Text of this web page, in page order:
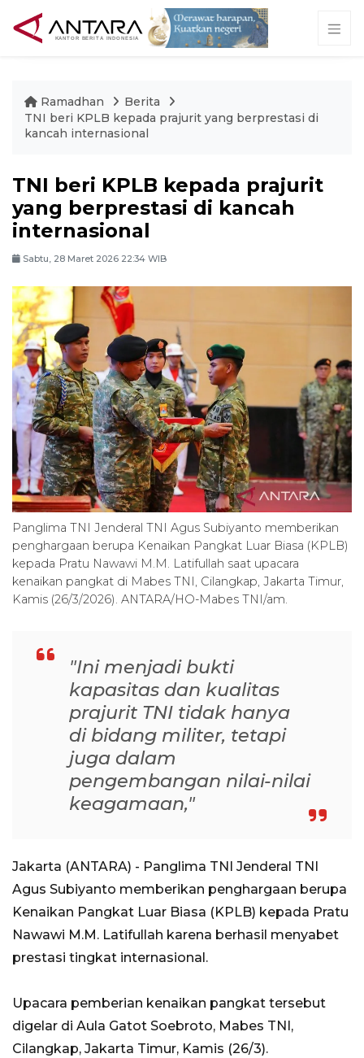
Ramadhan
Berita
TNI beri KPLB kepada prajurit yang berprestasi di
kancah internasional
TNI beri KPLB kepada prajurit
yang berprestasi di kancah
internasional
Sabtu, 28 Maret 2026 22:34 WIB
Panglima TNI Jenderal TNI Agus Subiyanto memberikan
penghargaan berupa Kenaikan Pangkat Luar Biasa (KPLB)
kepada Pratu Nawawi M.M. Latifullah saat upacara
kenaikan pangkat di Mabes TNI, Cilangkap, Jakarta Timur,
Kamis (26/3/2026). ANTARA/HO-Mabes TNI/am.
"Ini menjadi bukti
kapasitas dan kualitas
prajurit TNI tidak hanya
di bidang militer, tetapi
juga dalam
pengembangan nilai-nilai
keagamaan,"
Jakarta (ANTARA) - Panglima TNI Jenderal TNI
Agus Subiyanto memberikan penghargaan berupa
Kenaikan Pangkat Luar Biasa (KPLB) kepada Pratu
Nawawi M.M. Latifullah karena berhasil menyabet
prestasi tingkat internasional.
Upacara pemberian kenaikan pangkat tersebut
digelar di Aula Gatot Soebroto, Mabes TNI,
Cilangkap, Jakarta Timur, Kamis (26/3).